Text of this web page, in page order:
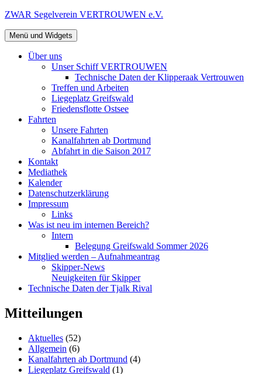
Zum
springen
ZWAR Segelverein VERTROUWEN e.V.
Menü und Widgets
Über uns
Unser Schiff VERTROUWEN
Technische Daten der Klipperaak Vertrouwen
Treffen und Arbeiten
Liegeplatz Greifswald
Friedensflotte Ostsee
Fahrten
Unsere Fahrten
Kanalfahrten ab Dortmund
Abfahrt in die Saison 2017
Kontakt
Mediathek
Kalender
Datenschutzerklärung
Impressum
Links
Was ist neu im internen Bereich?
Intern
Belegung Greifswald Sommer 2026
Mitglied werden – Aufnahmeantrag
Skipper-News
Neuigkeiten für Skipper
Technische Daten der Tjalk Rival
Mitteilungen
Aktuelles (52)
Allgemein (6)
Kanalfahrten ab Dortmund (4)
Liegeplatz Greifswald (1)